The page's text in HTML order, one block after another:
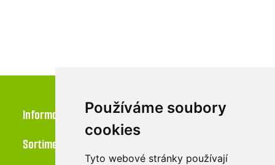
Používáme soubory
cookies
Tyto webové stránky používají
Informace
Sortiment